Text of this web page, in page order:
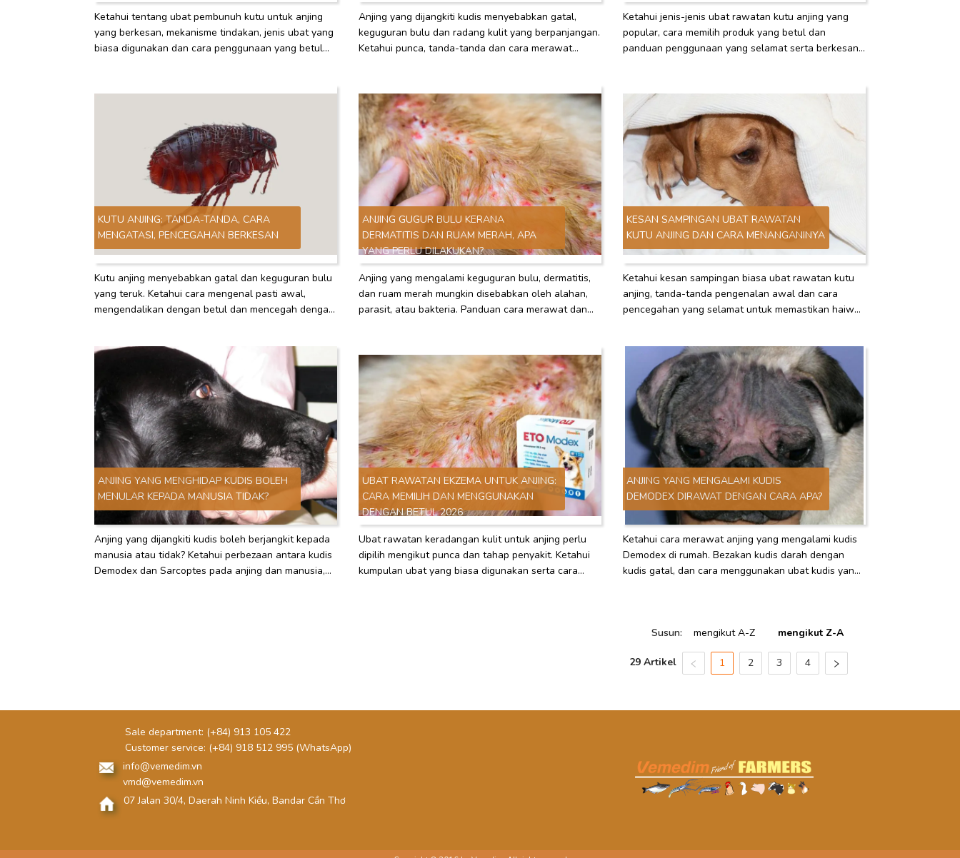
Ketahui tentang ubat pembunuh kutu untuk anjing
yang berkesan, mekanisme tindakan, jenis ubat yang
biasa digunakan dan cara penggunaan yang betul
Anjing yang dijangkiti kudis menyebabkan gatal,
keguguran bulu dan radang kulit yang berpanjangan.
Ketahui punca, tanda-tanda dan cara merawat
Ketahui jenis-jenis ubat rawatan kutu anjing yang
popular, cara memilih produk yang betul dan
panduan penggunaan yang selamat serta berkesan
KUTU ANJING: TANDA-TANDA, CARA
MENGATASI, PENCEGAHAN BERKESAN
Kutu anjing menyebabkan gatal dan keguguran bulu
yang teruk. Ketahui cara mengenal pasti awal,
mengendalikan dengan betul dan mencegah dengan
ANJING GUGUR BULU KERANA
DERMATITIS DAN RUAM MERAH, APA
YANG PERLU DILAKUKAN?
Anjing yang mengalami keguguran bulu, dermatitis,
dan ruam merah mungkin disebabkan oleh alahan,
parasit, atau bakteria. Panduan cara merawat dan
KESAN SAMPINGAN UBAT RAWATAN
KUTU ANJING DAN CARA MENANGANINYA
Ketahui kesan sampingan biasa ubat rawatan kutu
anjing, tanda-tanda pengenalan awal dan cara
pencegahan yang selamat untuk memastikan haiwan
ANJING YANG MENGHIDAP KUDIS BOLEH
MENULAR KEPADA MANUSIA TIDAK?
Anjing yang dijangkiti kudis boleh berjangkit kepada
manusia atau tidak? Ketahui perbezaan antara kudis
Demodex dan Sarcoptes pada anjing dan manusia,
UBAT RAWATAN EKZEMA UNTUK ANJING:
CARA MEMILIH DAN MENGGUNAKAN
DENGAN BETUL 2026
Ubat rawatan keradangan kulit untuk anjing perlu
dipilih mengikut punca dan tahap penyakit. Ketahui
kumpulan ubat yang biasa digunakan serta cara
ANJING YANG MENGALAMI KUDIS
DEMODEX DIRAWAT DENGAN CARA APA?
Ketahui cara merawat anjing yang mengalami kudis
Demodex di rumah. Bezakan kudis darah dengan
kudis gatal, dan cara menggunakan ubat kudis yang
Susun: mengikut A-Z mengikut Z-A
29 Artikel 1 2 3 4
Sale department: (+84) 913 105 422
Customer service: (+84) 918 512 995 (WhatsApp)
info@vemedim.vn
vmd@vemedim.vn
07 Jalan 30/4, Daerah Ninh Kiều, Bandar Cần Thơ